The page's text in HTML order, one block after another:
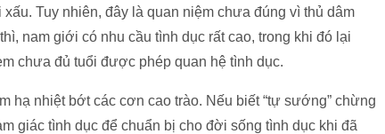
Tuy nhiên, đây là quan niệm chưa đúng vì thủ dâm
nam giới có nhu cầu tình dục rất cao, trong khi đó lại
chưa đủ tuổi được phép quan hệ tình dục.
hạ nhiệt bớt các cơn cao trào. Nếu biết “tự sướng” chừng
giác tình dục để chuẩn bị cho đời sống tình dục khi đã